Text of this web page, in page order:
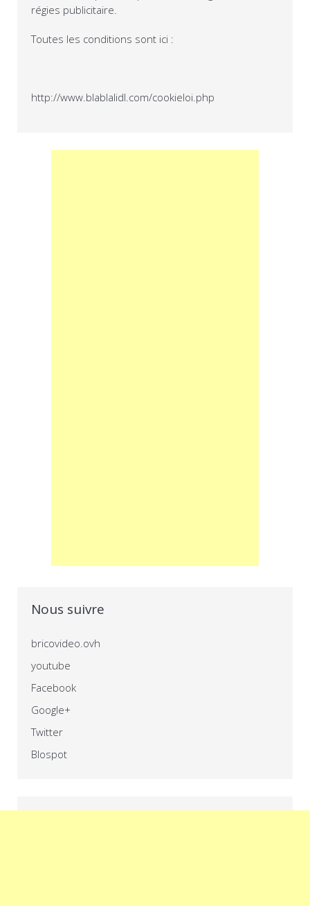
régies publicitaire.
Toutes les conditions sont ici :
http://www.blablalidl.com/cookieloi.php
Nous suivre
bricovideo.ovh
youtube
Facebook
Google+
Twitter
Blospot